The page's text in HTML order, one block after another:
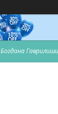
Богдана